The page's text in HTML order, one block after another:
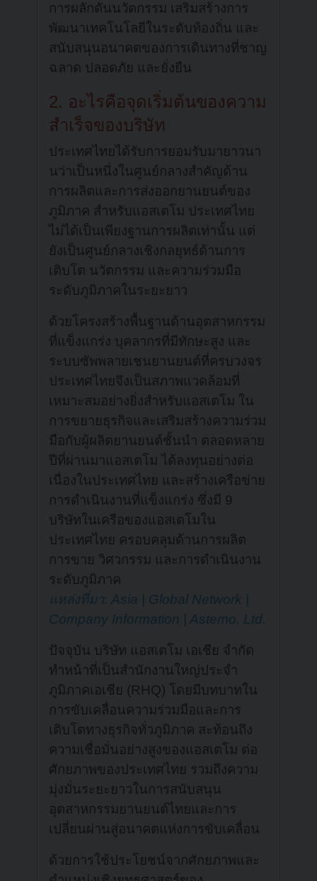
การผลักดันนวัตกรรม เสริมสร้างการ
พัฒนาเทคโนโลยีในระดับท้องถิ่น และ
สนับสนุนอนาคตของการเดินทางที่ชาญ
ฉลาด ปลอดภัย และยั่งยืน
2. อะไรคือจุดเริ่มต้นของความ
สำเร็จของบริษัท
ประเทศไทยได้รับการยอมรับมายาวนา
นว่าเป็นหนึ่งในศูนย์กลางสำคัญด้าน
การผลิตและการส่งออกยานยนต์ของ
ภูมิภาค สำหรับแอสเตโม ประเทศไทย
ไม่ได้เป็นเพียงฐานการผลิตเท่านั้น แต่
ยังเป็นศูนย์กลางเชิงกลยุทธ์ด้านการ
เติบโต นวัตกรรม และความร่วมมือ
ระดับภูมิภาคในระยะยาว
ด้วยโครงสร้างพื้นฐานด้านอุตสาหกรรม
ที่แข็งแกร่ง บุคลากรที่มีทักษะสูง และ
ระบบซัพพลายเชนยานยนต์ที่ครบวงจร
ประเทศไทยจึงเป็นสภาพแวดล้อมที่
เหมาะสมอย่างยิ่งสำหรับแอสเตโม ใน
การขยายธุรกิจและเสริมสร้างความร่วม
มือกับผู้ผลิตยานยนต์ชั้นนำ ตลอดหลาย
ปีที่ผ่านมาแอสเตโม ได้ลงทุนอย่างต่อ
เนื่องในประเทศไทย และสร้างเครือข่าย
การดำเนินงานที่แข็งแกร่ง ซึ่งมี 9
บริษัทในเครือของแอสเตโมใน
ประเทศไทย ครอบคลุมด้านการผลิต
การขาย วิศวกรรม และการดำเนินงาน
ระดับภูมิภาค
แหล่งที่มา: Asia | Global Network |
Company Information | Astemo, Ltd.
ปัจจุบัน บริษัท แอสเตโม เอเชีย จำกัด
ทำหน้าที่เป็นสำนักงานใหญ่ประจำ
ภูมิภาคเอเชีย (RHQ) โดยมีบทบาทใน
การขับเคลื่อนความร่วมมือและการ
เติบโตทางธุรกิจทั่วภูมิภาค สะท้อนถึง
ความเชื่อมั่นอย่างสูงของแอสเตโม ต่อ
ศักยภาพของประเทศไทย รวมถึงความ
มุ่งมั่นระยะยาวในการสนับสนุน
อุตสาหกรรมยานยนต์ไทยและการ
เปลี่ยนผ่านสู่อนาคตแห่งการขับเคลื่อน
ด้วยการใช้ประโยชน์จากศักยภาพและ